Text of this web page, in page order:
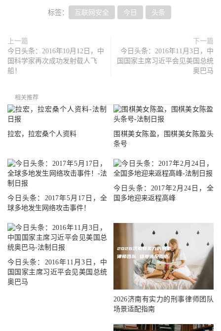
标签： 互联网安全 今日 头条
上一篇
今日头条：2016年10月12日，中
国科学家再次成功发射载人飞
船！
下一篇
今日头条：2016年11月3日，中
国国家主席习近平会见美国总统
奥巴马
相关推荐
拉宏，拉宏桑个人资料
围棋美女陈盈，围棋美女陈盈头
条号
今日头条：2017年5月17日，全
球多地发生网络攻击事件！
今日头条：2017年2月24日，全
国多地迎来返程高峰
今日头条：2016年11月3日，中
国国家主席习近平会见美国总统
奥巴马
2026济南有实力的刑事律师团队
场景适配指南